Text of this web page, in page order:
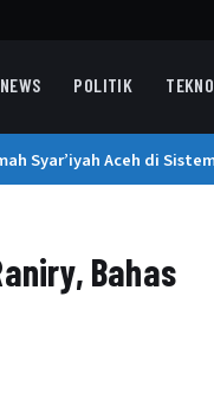
NEWS POLITIK
Syar’iyah Aceh di
Bahas